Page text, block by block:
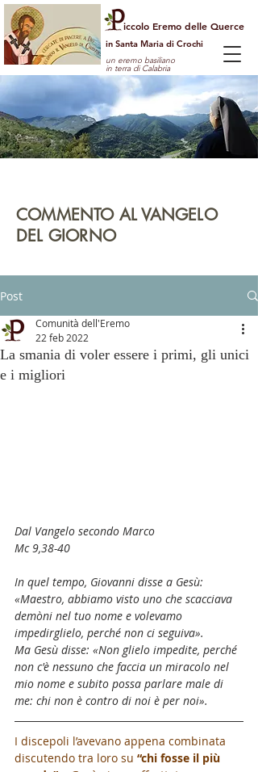
iccolo Eremo delle Querce
in Santa Maria di Crochi
un eremo basiliano
in terra di Calabria
COMMENTO AL VANGELO
DEL GIORNO
Post
La smania di voler essere i primi, gli unici
e i migliori
Comunità dell'Eremo
22 feb 2022
Dal Vangelo secondo Marco
Mc 9,38-40
In quel tempo, Giovanni disse a Gesù:
«Maestro, abbiamo visto uno che scacciava
demòni nel tuo nome e volevamo
impedirglielo, perché non ci seguiva».
Ma Gesù disse: «Non glielo impedite, perché
non c'è nessuno che faccia un miracolo nel
mio nome e subito possa parlare male di
me: chi non è contro di noi è per noi».
I discepoli l’avevano appena combinata
discutendo tra loro su “chi fosse il più